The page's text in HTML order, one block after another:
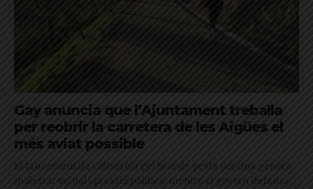
Gay anuncia que l’Ajuntament treballa
per reobrir la carretera de les Aigües el
més aviat possible
El tancament de Collserola pel brot de pesta porcina genera
malestar veïnal i pressió política, mentre el govern defensa